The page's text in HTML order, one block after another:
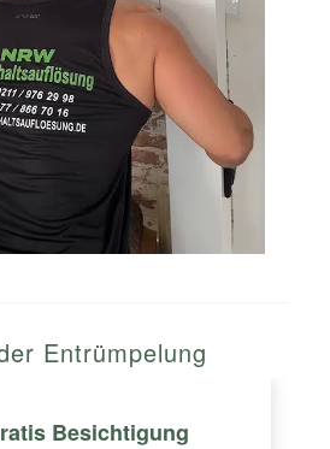
Entrümpelung
Besichtigung